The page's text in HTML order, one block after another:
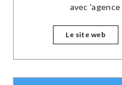
avec
Le site web